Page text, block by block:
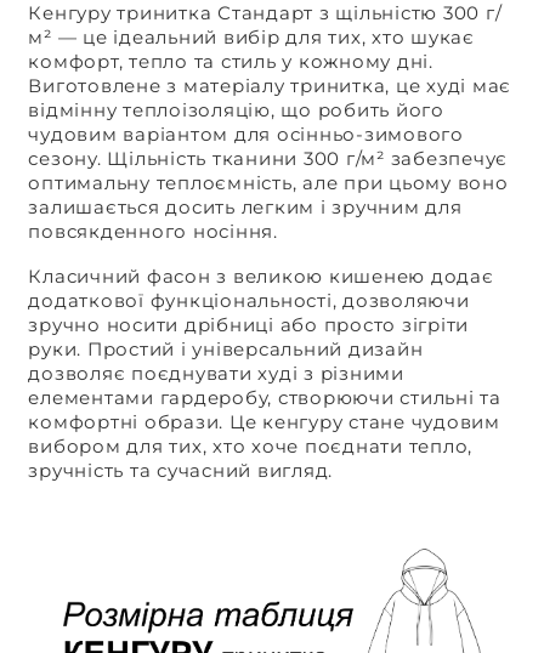
Кенгуру тринитка Стандарт з щільністю 300 г/
м² — це ідеальний вибір для тих, хто шукає
комфорт, тепло та стиль у кожному дні.
Виготовлене з матеріалу тринитка, це худі має
відмінну теплоізоляцію, що робить його
чудовим варіантом для осінньо-зимового
сезону. Щільність тканини 300 г/м² забезпечує
оптимальну теплоємність, але при цьому воно
залишається досить легким і зручним для
повсякденного носіння.
Класичний фасон з великою кишенею додає
додаткової функціональності, дозволяючи
зручно носити дрібниці або просто зігріти
руки. Простий і універсальний дизайн
дозволяє поєднувати худі з різними
елементами гардеробу, створюючи стильні та
комфортні образи. Це кенгуру стане чудовим
вибором для тих, хто хоче поєднати тепло,
зручність та сучасний вигляд.